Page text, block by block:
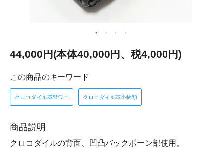
44,000円(本体40,000円、税4,000円)
この商品のキーワード
クロコダイル革背ワニ クロコダイル革小物類
商品説明
クロコダイルの背面、凹凸バックボーン部使用。